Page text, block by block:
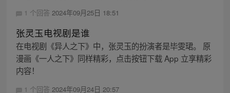
1 个回答 2024年09月25日 18:51
张灵玉电视剧是谁
在电视剧《异人之下》中，张灵玉的扮演者是毕雯珺。 原
漫画《一人之下》同样精彩，点击按钮下载 App 立享精彩
内容！
1 个回答 2024年09月24日 20:57